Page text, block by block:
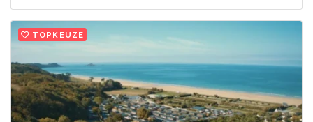
TOPKEUZE